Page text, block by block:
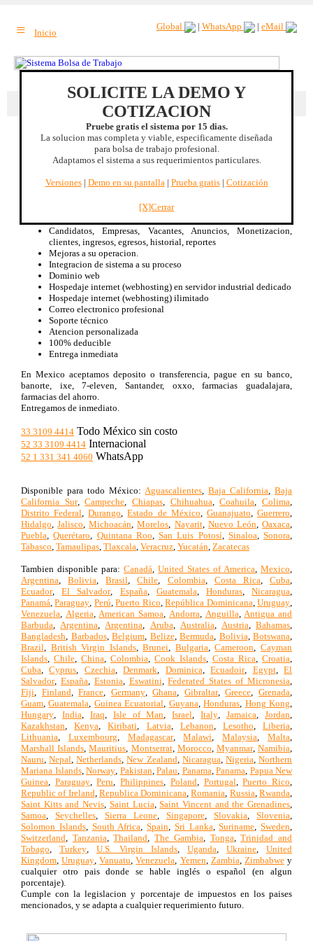
≡ Inicio
Global | WhatsApp | eMail
SOLICITE LA DEMO Y
COTIZACION
Pruebe gratis el sistema por 15 dias.
La solucion mas completa y viable, especificamente diseñada
para bolsa de trabajo profesional.
Adaptamos el sistema a sus requerimientos particulares.
Versiones| Demo en su pantalla| Prueba gratis| Cotización
[X]Cerrar
: Servicios extra a empresas. |
Guanajuato, MEXICO
Sistema Bolsa de Trabajo
adaptado.
Disponible 100% bilingüe Inglés/Español
Candidatos, Empresas, Vacantes, Anuncios, Monetizacion,
clientes, ingresos, egresos, historial, reportes
Mejoras a su operacion.
Integracion de sistema a su proceso
Dominio web
Hospedaje internet (webhosting) en servidor industrial dedicado
Hospedaje internet (webhosting) ilimitado
Correo electronico profesional
Soporte técnico
Atencion personalizada
100% deducible
Entrega inmediata
En Mexico aceptamos deposito o transferencia, pague en su banco,
banorte, ixe, 7-eleven, Santander, oxxo, farmacias guadalajara,
farmacias del ahorro.
Entregamos de inmediato.
33 3109 4414 Todo México sin costo
52 33 3109 4414 Internacional
52 1 331 341 4060 WhatsApp
Disponible para todo México:Aguascalientes,Baja California,Baja
California Sur,Campeche,Chiapas, Chihuahua,Coahuila,Colima,
Distrito Federal,Durango,Estado de México, Guanajuato,Guerrero,
Hidalgo,Jalisco,Michoacán,Morelos, Nayarit, Nuevo León,Oaxaca,
Puebla,Querétaro, Quintana Roo, San Luis Potosí, Sinaloa, Sonora,
Tabasco, Tamaulipas, Tlaxcala, Veracruz, Yucatán, Zacatecas
Tambien disponible para: Canadá, United States of America, Mexico,
Argentina,Bolivia,Brasil,Chile, Colombia, Costa Rica,Cuba,
Ecuador,El Salvador, España, Guatemala, Honduras,Nicaragua,
Panamá,Paraguay, Perú,Puerto Rico,República Dominicana,Uruguay,
Venezuela, Algeria,American Samoa, Andorra, Anguilla,Antigua and
Barbuda,Argentina,Argentina, Aruba, Australia, Austria,Bahamas,
Bangladesh, Barbados, Belgium, Belize, Bermuda, Bolivia, Botswana,
Brazil, British Virgin Islands,Brunei, Bulgaria,Cameroon,Cayman
Islands, Chile, China, Colombia, Cook Islands, Costa Rica, Croatia,
Cuba,Cyprus, Czechia,Denmark, Dominica,Ecuadoir, Egypt,El
Salvador, España, Estonia, Eswatini,Federated States of Micronesia,
Fiji, Finland,France, Germany,Ghana, Gibraltar,Greece,Grenada,
Guam,Guatemala, Guinea Ecuatorial, Guyana,Honduras, Hong Kong,
Hungary, India, Iraq, Isle of Man,Israel,Italy,Jamaica,Jordan,
Kazakhstan,Kenya,Kiribati, Latvia, Lebanon, Lesotho,Liberia,
Lithuania, Luxembourg, Madagascar,Malawi,Malaysia,Malta,
Marshall Islands,Mauritius, Montserrat, Morocco, Myanmar,Namibia,
Nauru,Nepal,Netherlands,New Zealand, Nicaragua, Nigeria,Northern
Mariana Islands, Norway, Pakistan, Palau, Panama, Panama, Papua New
Guinea, Paraguay,Peru,Philippines, Poland, Portugal,Puerto Rico,
Republic of Ireland, Republica Dominicana,Romania, Russia,Rwanda,
Saint Kitts and Nevis, Saint Lucia,Saint Vincent and the Grenadines,
Samoa, Seychelles, Sierra Leone, Singapore, Slovakia, Slovenia,
Solomon Islands, South Africa, Spain, Sri Lanka,Suriname, Sweden,
Switzerland, Tanzania,Thailand,The Gambia, Tonga,Trinidad and
Tobago, Turkey, U.S. Virgin Islands, Uganda, Ukraine, United
Kingdom,Uruguay,Vanuatu,Venezuela, Yemen, Zambia, Zimbabwey
cualquier otro pais donde se hable inglés o español (en algun
porcentaje).
Cumple con la legislacion y porcentaje de impuestos en los paises
mencionados, y se adapta a cualquier requerimiento futuro.